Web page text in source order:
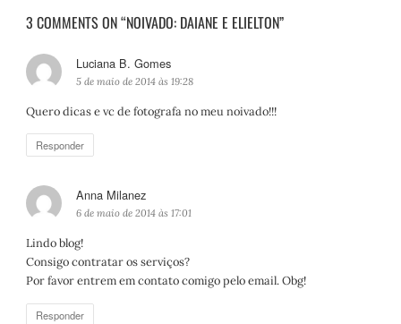
3 COMMENTS ON “NOIVADO: DAIANE E ELIELTON”
Luciana B. Gomes
i
s
5 de maio de 2014 às 19:28
Quero dicas e vc de fotografa no meu noivado!!!
Responder
Anna Milanez
i
e
:
6 de maio de 2014 às 17:01
Lindo blog!
Consigo contratar os serviços?
Por favor entrem em contato comigo pelo email. Obg!
Responder